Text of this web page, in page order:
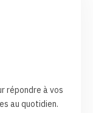
répondre à vos
au quotidien.